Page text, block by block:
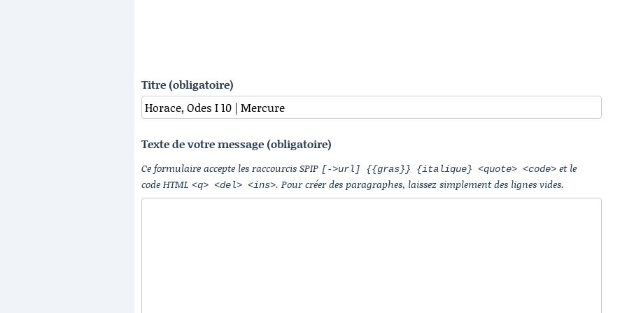
Titre (obligatoire)
Texte de votre message (obligatoire)
Ce formulaire accepte les raccourcis SPIP [->url] {{gras}} {italique} <quote> <code> et le
code HTML <q> <del> <ins>. Pour créer des paragraphes, laissez simplement des lignes vides.